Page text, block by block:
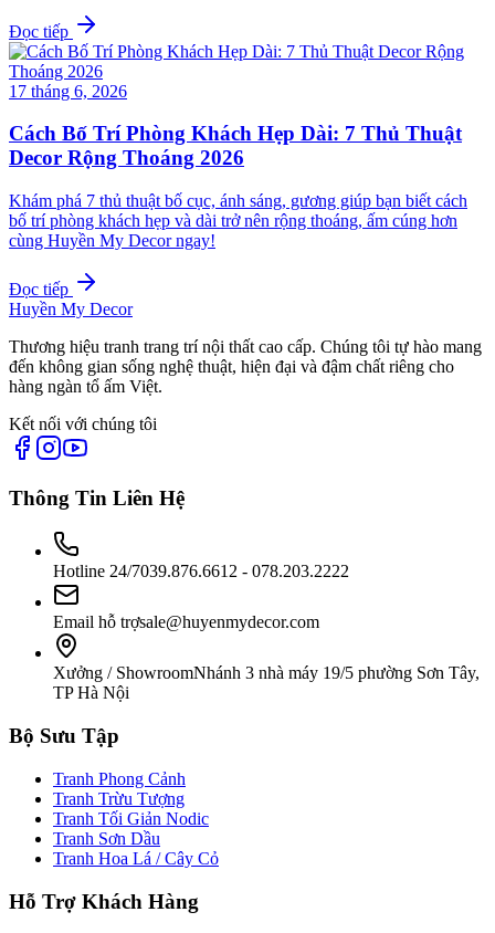
Đọc tiếp
17 tháng 6, 2026
Cách Bố Trí Phòng Khách Hẹp Dài: 7 Thủ Thuật
Decor Rộng Thoáng 2026
Khám phá 7 thủ thuật bố cục, ánh sáng, gương giúp bạn biết cách
bố trí phòng khách hẹp và dài trở nên rộng thoáng, ấm cúng hơn
cùng Huyền My Decor ngay!
Đọc tiếp
Huyền My Decor
Thương hiệu tranh trang trí nội thất cao cấp. Chúng tôi tự hào mang
đến không gian sống nghệ thuật, hiện đại và đậm chất riêng cho
hàng ngàn tổ ấm Việt.
Kết nối với chúng tôi
Thông Tin Liên Hệ
Hotline 24/7039.876.6612 - 078.203.2222
Email hỗ trợsale@huyenmydecor.com
Xưởng / ShowroomNhánh 3 nhà máy 19/5 phường Sơn Tây,
TP Hà Nội
Bộ Sưu Tập
Tranh Phong Cảnh
Tranh Trừu Tượng
Tranh Tối Giản Nodic
Tranh Sơn Dầu
Tranh Hoa Lá / Cây Cỏ
Hỗ Trợ Khách Hàng